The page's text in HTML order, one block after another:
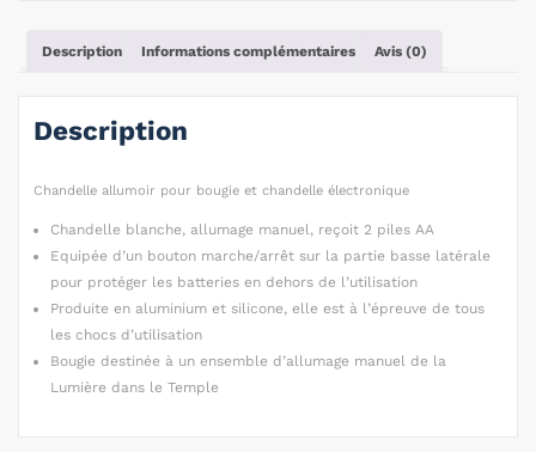
Description Informations complémentaires Avis (0)
Description
Chandelle allumoir pour bougie et chandelle électronique
Chandelle blanche, allumage manuel, reçoit 2 piles AA
Equipée d’un bouton marche/arrêt sur la partie basse latérale
pour protéger les batteries en dehors de l’utilisation
Produite en aluminium et silicone, elle est à l’épreuve de tous
les chocs d’utilisation
Bougie destinée à un ensemble d’allumage manuel de la
Lumière dans le Temple